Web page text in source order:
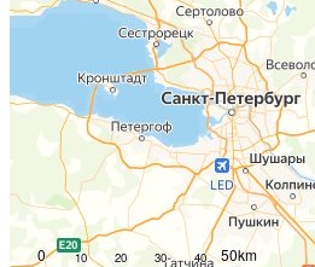
10
0 20 30 40 50km